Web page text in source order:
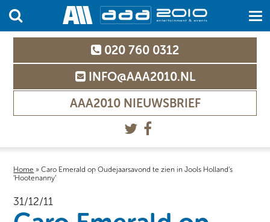
020 760 0312
INFO@AAA2010.NL
AAA2010 NIEUWSBRIEF
Home »Caro Emerald op Oudejaarsavond te zien in Jools Holland’s
‘Hootenanny’
31/12/11